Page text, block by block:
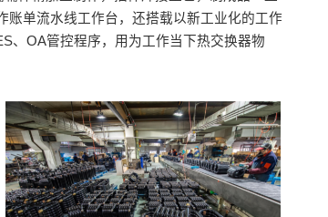
账单流水线工作台，还搭载以新工业化的工作
、OA管控程序，用为工作当下热交换器物